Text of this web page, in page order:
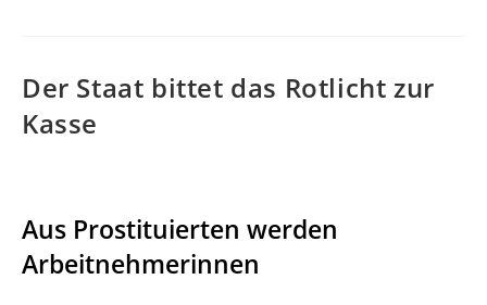
Der Staat bittet das Rotlicht zur
Kasse
Aus Prostituierten werden
Arbeitnehmerinnen